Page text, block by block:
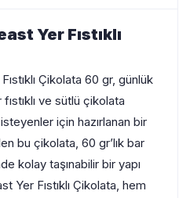
Yer Fıstıklı
Çikolata 60 gr, günlük
ve sütlü çikolata
için hazırlanan bir
bu çikolata, 60 gr’lık bar
kolay taşınabilir bir yapı
Yer Fıstıklı Çikolata, hem